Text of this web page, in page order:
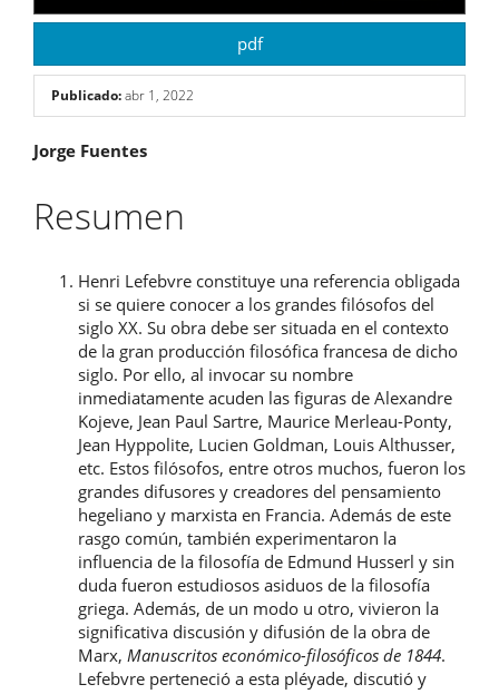
pdf
Publicado:abr 1, 2022
Contenido
principal
del
artículo
Jorge Fuentes
Resumen
Henri Lefebvre constituye una referencia obligada
si se quiere conocer a los grandes filósofos del
siglo XX. Su obra debe ser situada en el contexto
de la gran producción filosófica francesa de dicho
siglo. Por ello, al invocar su nombre
inmediatamente acuden las figuras de Alexandre
Kojeve, Jean Paul Sartre, Maurice Merleau-Ponty,
Jean Hyppolite, Lucien Goldman, Louis Althusser,
etc. Estos filósofos, entre otros muchos, fueron los
grandes difusores y creadores del pensamiento
hegeliano y marxista en Francia. Además de este
rasgo común, también experimentaron la
influencia de la filosofía de Edmund Husserl y sin
duda fueron estudiosos asiduos de la filosofía
griega. Además, de un modo u otro, vivieron la
significativa discusión y difusión de la obra de
Marx, Manuscritos económico-filosóficos de 1844.
Lefebvre perteneció a esta pléyade, discutió y